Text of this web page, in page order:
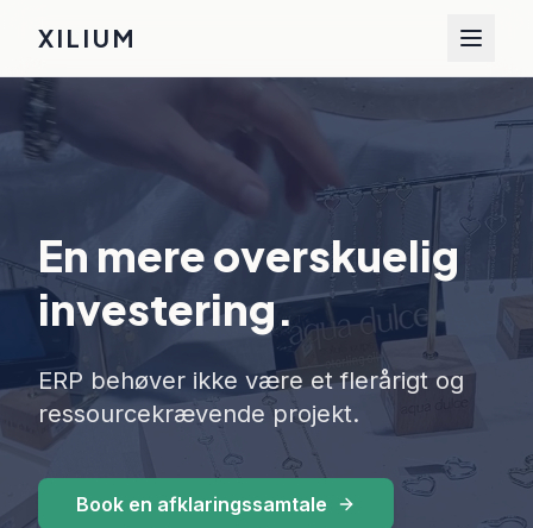
XILIUM
En mere overskuelig
investering.
ERP behøver ikke være et flerårigt og
ressourcekrævende projekt.
Book en afklaringssamtale